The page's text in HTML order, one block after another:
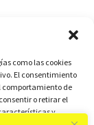
como las cookies
El consentimiento
comportamiento de
o retirar el
y